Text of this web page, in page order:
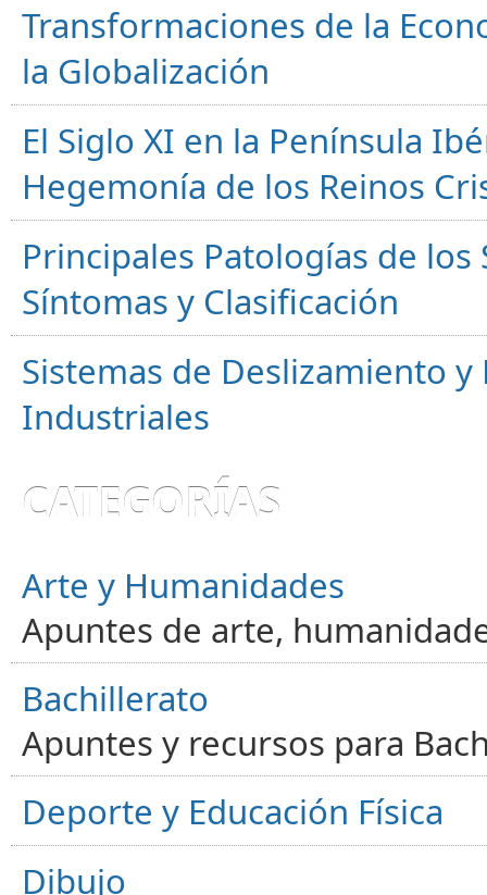
Transformaciones de la
la Globalización
El Siglo XI en la Península
Hegemonía de los Reinos
Principales Patologías de
Síntomas y Clasificación
Sistemas de Deslizamiento
Industriales
CATEGORÍAS
Arte y Humanidades
Apuntes de arte,
Bachillerato
Apuntes y recursos para
Deporte y Educación Física
Dibujo